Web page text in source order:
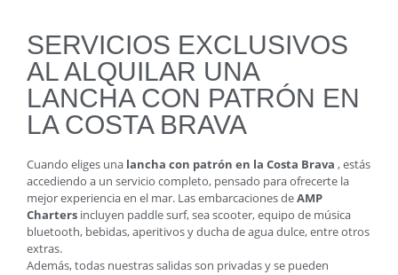
SERVICIOS EXCLUSIVOS
AL ALQUILAR UNA
LANCHA CON PATRÓN EN
LA COSTA BRAVA
Cuando eliges una lancha con patrón en la Costa Brava , estás
accediendo a un servicio completo, pensado para ofrecerte la
mejor experiencia en el mar. Las embarcaciones deAMP
Charters incluyen paddle surf, sea scooter, equipo de música
bluetooth, bebidas, aperitivos y ducha de agua dulce, entre otros
extras.
Además, todas nuestras salidas son privadas y se pueden